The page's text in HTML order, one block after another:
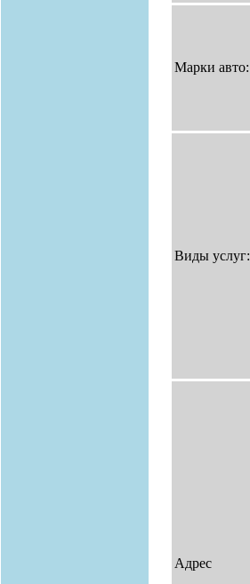
Марки авто:
Виды услуг:
Адрес